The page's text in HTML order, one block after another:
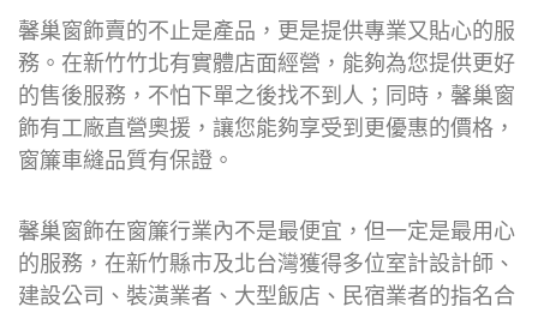
馨巢窗飾賣的不止是產品，更是提供專業又貼心的服
務。在新竹竹北有實體店面經營，能夠為您提供更好
的售後服務，不怕下單之後找不到人；同時，馨巢窗
飾有工廠直營奧援，讓您能夠享受到更優惠的價格，
窗簾車縫品質有保證。
馨巢窗飾在窗簾行業內不是最便宜，但一定是最用心
的服務，在新竹縣市及北台灣獲得多位室計設計師、
建設公司、裝潢業者、大型飯店、民宿業者的指名合